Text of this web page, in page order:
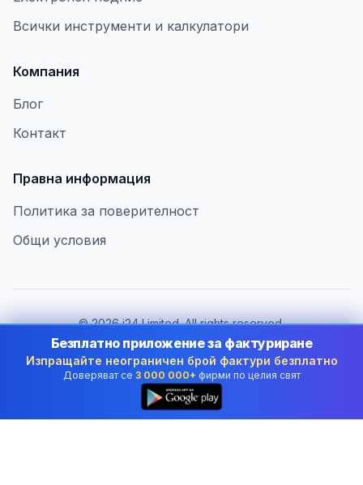
Всички инструменти и калкулатори
Компания
Блог
Контакт
Правна информация
Политика за поверителност
Общи условия
©2026i24 Limited. All rights reserved.
В услуга на бизнеса в Bulgaria
Смяна на държава:
Bulgaria
Безплатно приложение за фактуриране
Изпращайте неограничен брой фактури безплатно
Доверяват се 3 000 000+ фирми по целия свят